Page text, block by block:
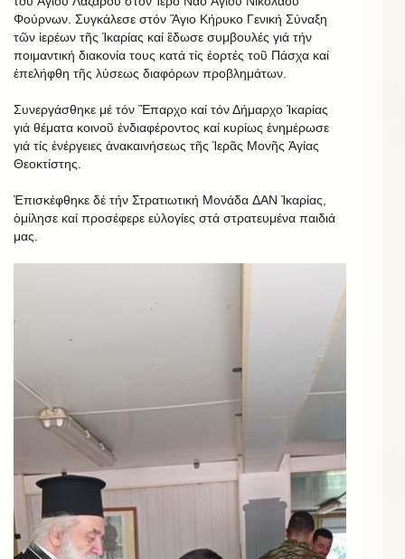
Φούρνων. Συγκάλεσε στόν Ἃγιο Κήρυκο Γενική Σύναξη
τῶν ἱερέων τῆς Ἰκαρίας καί ἒδωσε συμβουλές γιά τήν
ποιμαντική διακονία τους κατά τίς ἑορτές τοῦ Πάσχα καί
ἐπελήφθη τῆς λύσεως διαφόρων προβλημάτων.
Συνεργάσθηκε μέ τόν Ἒπαρχο καί τόν Δήμαρχο Ἰκαρίας
γιά θέματα κοινοῦ ἐνδιαφέροντος καί κυρίως ἐνημέρωσε
γιά τίς ἐνέργειες ἀνακαινήσεως τῆς Ἱερᾶς Μονῆς Ἁγίας
Θεοκτίστης.
Ἐπισκέφθηκε δέ τήν Στρατιωτική Μονάδα ΔΑΝ Ἰκαρίας,
ὁμίλησε καί προσέφερε εὐλογίες στά στρατευμένα παιδιά
μας.